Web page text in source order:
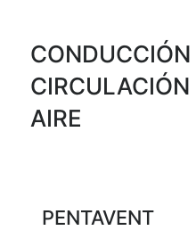
CONDUCCIÓN
AIRE
PENTAVENT